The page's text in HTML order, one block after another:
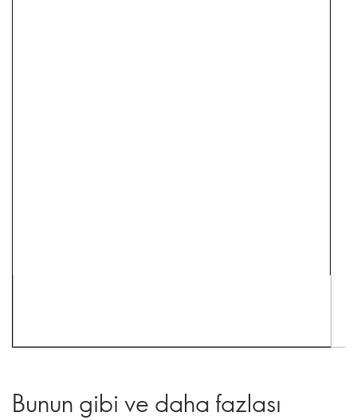
Bunun gibi ve daha fazlası